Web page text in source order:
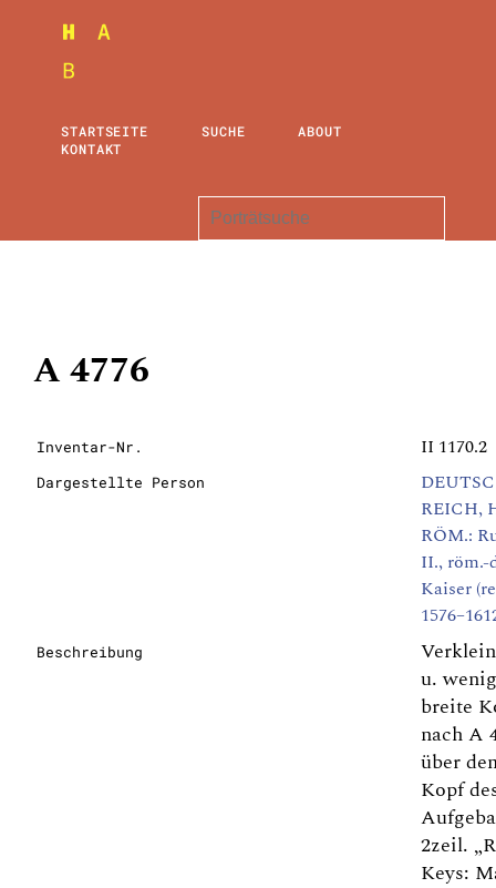
STARTSEITE SUCHE
ABOUT
KONTAKT
A 4776
Inventar-Nr. II 1170.2
Dargestellte Person
REICH,
RÖM.:
II., röm.-
Kaiser
Beschreibung
u.
breite
nach A
über
Kopf
2zeil.
Keys: